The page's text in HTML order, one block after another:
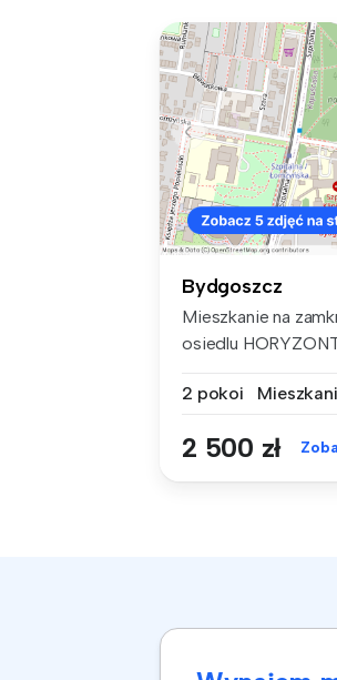
Bydgoszcz
Mieszkanie na
osiedlu
2 pokoi
2 500 zł